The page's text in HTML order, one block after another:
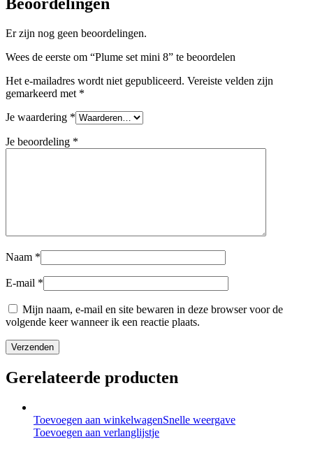
Beoordelingen
Er zijn nog geen beoordelingen.
Wees de eerste om “Plume set mini 8” te beoordelen
Het e-mailadres wordt niet gepubliceerd. Vereiste velden zijn
gemarkeerd met *
Je waardering *
Je beoordeling *
Naam *
E-mail *
Mijn naam, e-mail en site bewaren in deze browser voor de
volgende keer wanneer ik een reactie plaats.
Gerelateerde producten
Toevoegen aan winkelwagenSnelle weergave
Toevoegen aan verlanglijstje